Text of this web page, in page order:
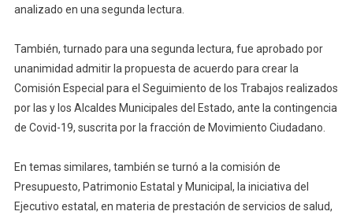
analizado en una segunda lectura.
También, turnado para una segunda lectura, fue aprobado por
unanimidad admitir la propuesta de acuerdo para crear la
Comisión Especial para el Seguimiento de los Trabajos realizados
por las y los Alcaldes Municipales del Estado, ante la contingencia
de Covid-19, suscrita por la fracción de Movimiento Ciudadano.
En temas similares, también se turnó a la comisión de
Presupuesto, Patrimonio Estatal y Municipal, la iniciativa del
Ejecutivo estatal, en materia de prestación de servicios de salud,